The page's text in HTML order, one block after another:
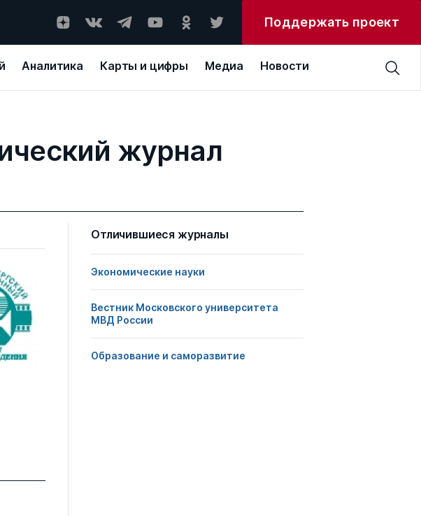
Поддержать проект
Аналитика Карты и цифры Медиа Новости
журнал
Отличившиеся журналы
Экономические науки
Вестник Московского университета
МВД России
Образование и саморазвитие